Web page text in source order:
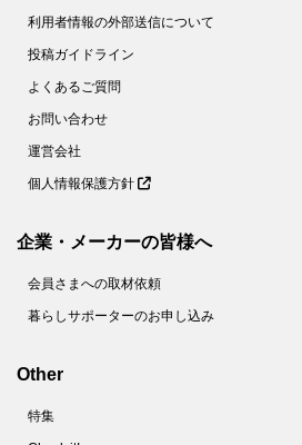
利用者情報の外部送信について
投稿ガイドライン
よくあるご質問
お問い合わせ
運営会社
個人情報保護方針
企業・メーカーの皆様へ
会員さまへの取材依頼
暮らしサポーターのお申し込み
Other
特集